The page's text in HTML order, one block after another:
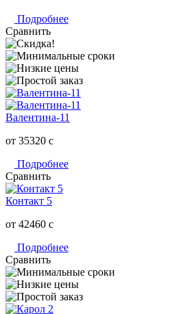
Подробнее
Сравнить
Валентина-11
от 35320 c
Подробнее
Сравнить
Контакт 5
от 42460 c
Подробнее
Сравнить